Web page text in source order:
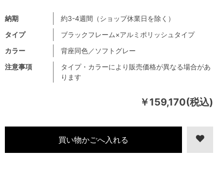
￥159,170(税込)
注意事項
タイプ・カラーにより販売価格が異なる場合があ
ります
納期
約3-4週間（ショップ休業日を除く）
タイプ
ブラックフレーム×アルミポリッシュタイプ
カラー
背座同色／ソフトグレー